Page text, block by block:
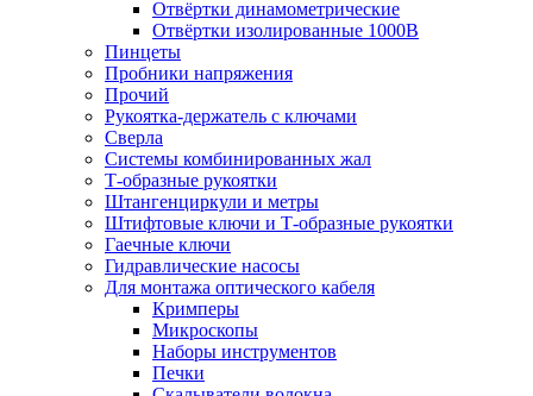
Отвёртки динамометрические
Отвёртки изолированные 1000В
Пинцеты
Пробники напряжения
Прочий
Рукоятка-держатель с ключами
Сверла
Системы комбинированных жал
Т-образные рукоятки
Штангенциркули и метры
Штифтовые ключи и Т-образные рукоятки
Гаечные ключи
Гидравлические насосы
Для монтажа оптического кабеля
Кримперы
Микроскопы
Наборы инструментов
Печки